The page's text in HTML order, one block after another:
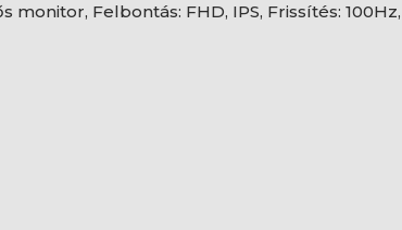
Felbontás: FHD, IPS, Frissítés: